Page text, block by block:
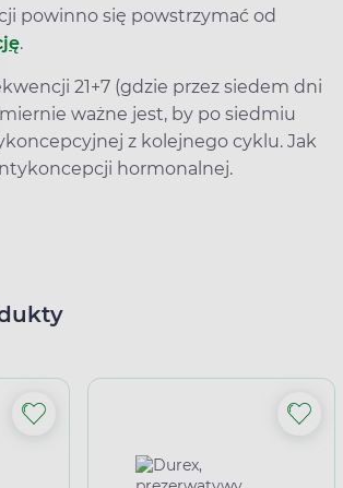
powinno się powstrzymać od
.
21+7 (gdzie przez siedem dni
ważne jest, by po siedmiu
z kolejnego cyklu. Jak
hormonalnej.